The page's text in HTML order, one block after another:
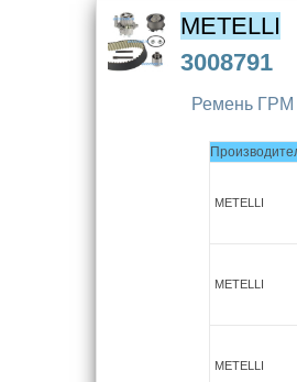
METELLI
3008791
Ремень ГРМ
METELLI
METELLI
METELLI